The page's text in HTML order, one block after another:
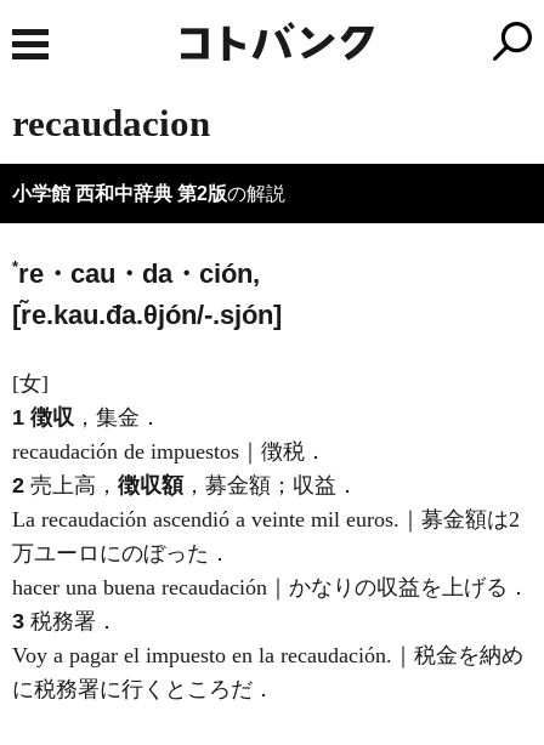
recaudacion
小学館 西和中辞典 第2版の解説
*re・cau・da・ción,
[r̃e.kau.đa.θjón/-.sjón]
[女]
1 徴収 ，集金．
recaudación de impuestos｜徴税．
2 売上高， 徴収額 ，募金額；収益．
La recaudación ascendió a veinte mil euros.｜募金額は2
万ユーロにのぼった．
hacer una buena recaudación｜かなりの収益を上げる．
3 税務署．
Voy a pagar el impuesto en la recaudación.｜税金を納め
に税務署に行くところだ．